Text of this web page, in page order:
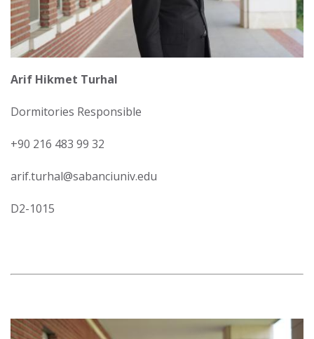
Arif Hikmet Turhal
Dormitories Responsible
+90 216 483 99 32
arif.turhal@sabanciuniv.edu
D2-1015
Görsel